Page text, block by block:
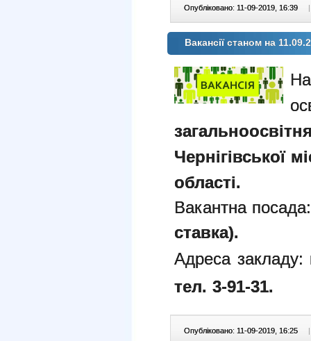
Опубліковано: 11-09-2019, 16:39 |
Вакансії станом на
Чернігівської
області.
Вакантна
ставка).
Адреса закладу:
тел. 3-91-31.
Опубліковано: 11-09-2019, 16:25 |